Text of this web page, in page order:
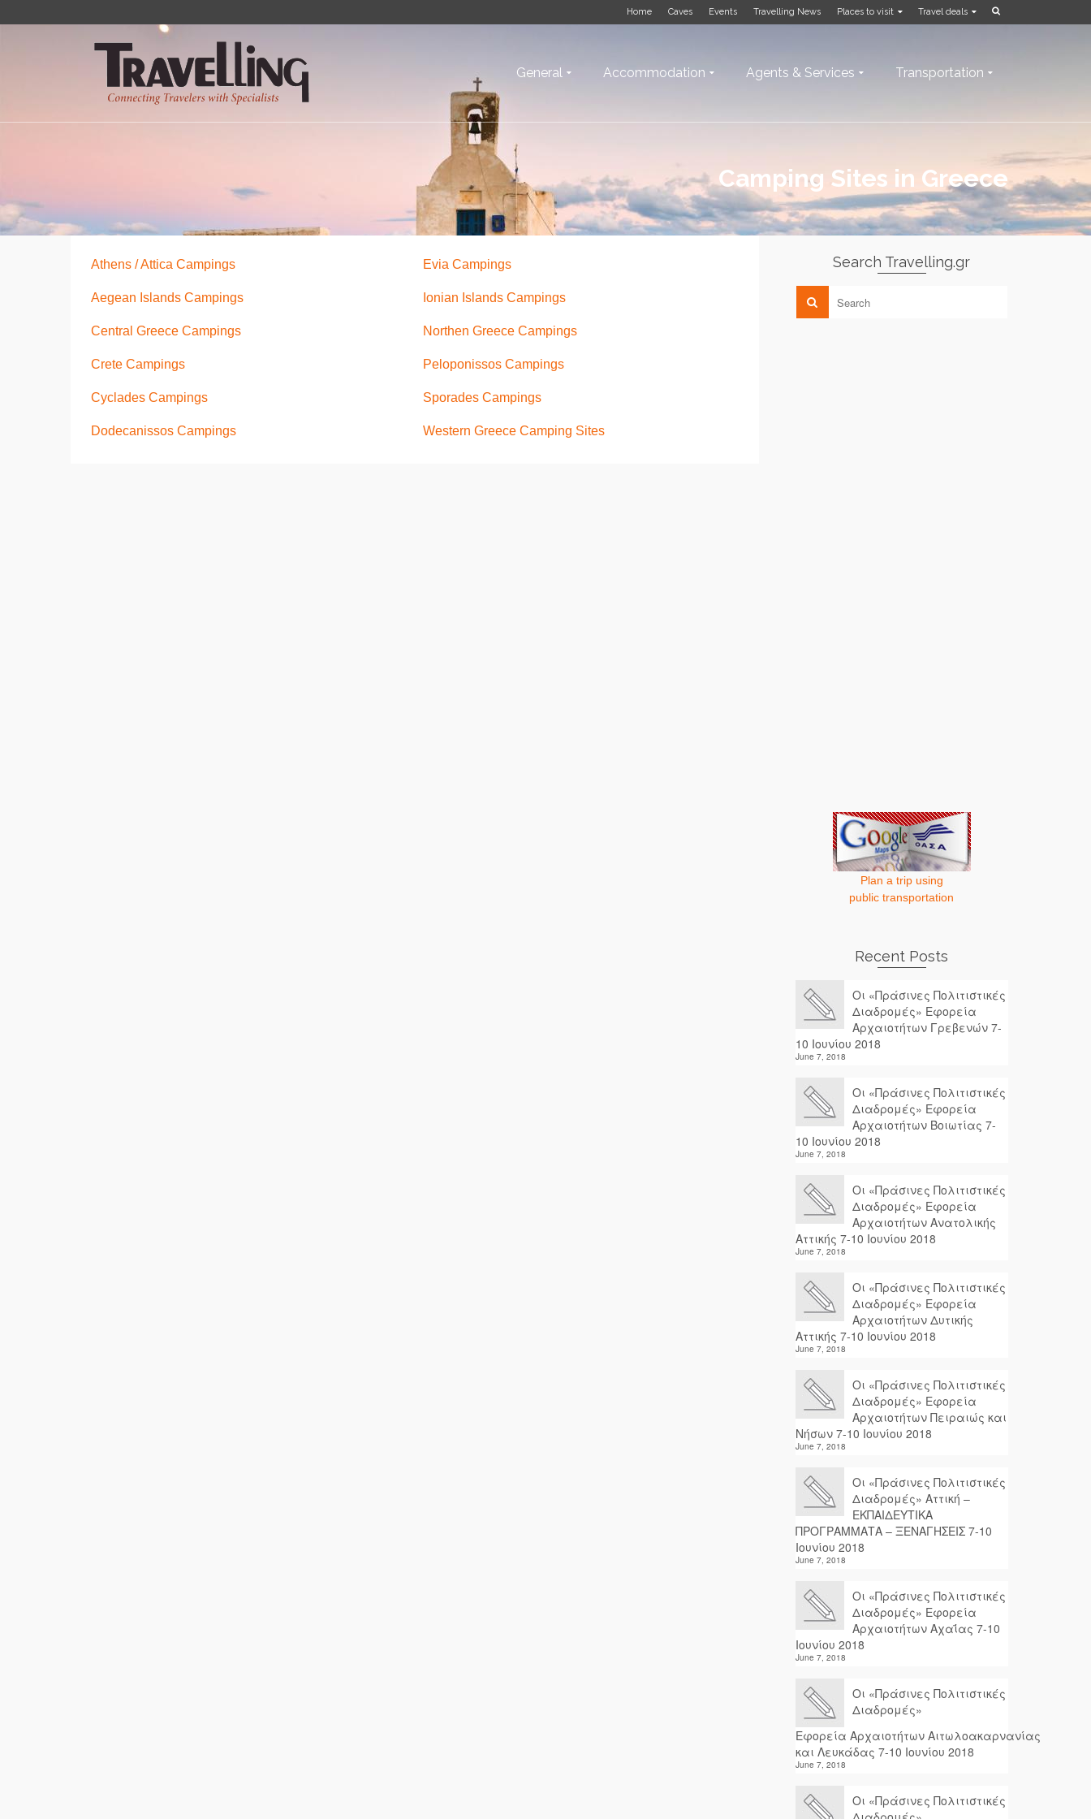
Home Caves Events Travelling News Places to visit Travel deals
General Accommodation Agents & Services Transportation
Camping Sites in Greece
Athens / Attica Campings Evia Campings
Aegean Islands Campings Ionian Islands Campings
Central Greece Campings Northen Greece Campings
Crete Campings Peloponissos Campings
Cyclades Campings Sporades Campings
Dodecanissos Campings Western Greece Camping Sites
Search Travelling.gr
Plan a trip using
public transportation
Recent Posts
Οι «Πράσινες Πολιτιστικές
Διαδρομές» Εφορεία
Αρχαιοτήτων Γρεβενών 7-
10 Ιουνίου 2018
June 7, 2018
Οι «Πράσινες Πολιτιστικές
Διαδρομές» Εφορεία
Αρχαιοτήτων Βοιωτίας 7-
10 Ιουνίου 2018
June 7, 2018
Οι «Πράσινες Πολιτιστικές
Διαδρομές» Εφορεία
Αρχαιοτήτων Ανατολικής
Αττικής 7-10 Ιουνίου 2018
June 7, 2018
Οι «Πράσινες Πολιτιστικές
Διαδρομές» Εφορεία
Αρχαιοτήτων Δυτικής
Αττικής 7-10 Ιουνίου 2018
June 7, 2018
Οι «Πράσινες Πολιτιστικές
Διαδρομές» Εφορεία
Αρχαιοτήτων Πειραιώς και
Νήσων 7-10 Ιουνίου 2018
June 7, 2018
Οι «Πράσινες Πολιτιστικές
Διαδρομές» Αττική –
ΕΚΠΑΙΔΕΥΤΙΚΑ
ΠΡΟΓΡΑΜΜΑΤΑ – ΞΕΝΑΓΗΣΕΙΣ 7-10
Ιουνίου 2018
June 7, 2018
Οι «Πράσινες Πολιτιστικές
Διαδρομές» Εφορεία
Αρχαιοτήτων Αχαΐας 7-10
Ιουνίου 2018
June 7, 2018
Οι «Πράσινες Πολιτιστικές
Διαδρομές»
Εφορεία Αρχαιοτήτων Αιτωλοακαρνανίας
και Λευκάδας 7-10 Ιουνίου 2018
June 7, 2018
Οι «Πράσινες Πολιτιστικές